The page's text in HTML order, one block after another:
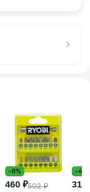
-8%
460 ₽502 ₽
-
313